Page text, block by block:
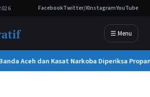
FacebookTwitter/XInstagramYouTube
☰ Menu
Aceh dan Kasat Narkoba Diperiksa